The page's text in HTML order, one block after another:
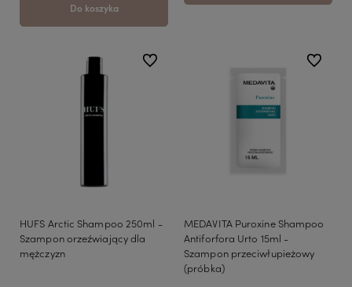
Do koszyka
HUFS Arctic Shampoo 250ml -
Szampon orzeźwiający dla
mężczyzn
do ulubionych
MEDAVITA Puroxine Shampoo
Antiforfora Urto 15ml -
Szampon przeciwłupieżowy
(próbka)
do